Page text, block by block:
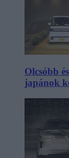
Olcsóbb
japánok